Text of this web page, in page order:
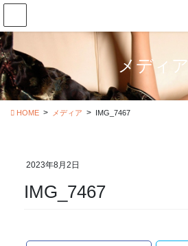
コ
テ
ン
ツ
に
移
ナ
ゲ
ー
シ
ョ
ン
メディア
HOME メディア IMG_7467
2023年8月2日
IMG_7467